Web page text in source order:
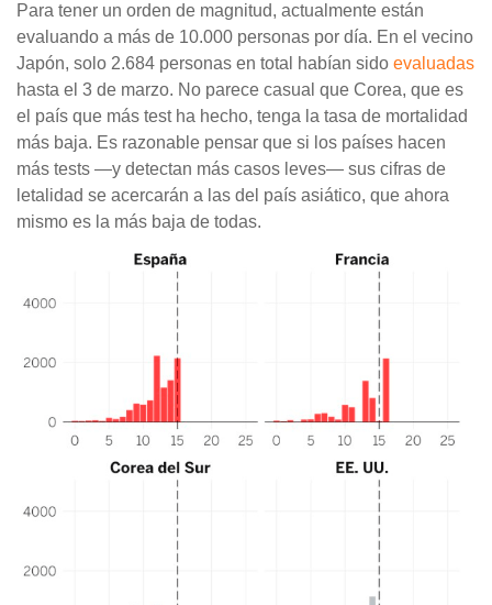
Para tener un orden de magnitud, actualmente están
evaluando a más de 10.000 personas por día. En el vecino
Japón, solo 2.684 personas en total habían sido evaluadas
hasta el 3 de marzo. No parece casual que Corea, que es
el país que más test ha hecho, tenga la tasa de mortalidad
más baja. Es razonable pensar que si los países hacen
más tests —y detectan más casos leves— sus cifras de
letalidad se acercarán a las del país asiático, que ahora
mismo es la más baja de todas.